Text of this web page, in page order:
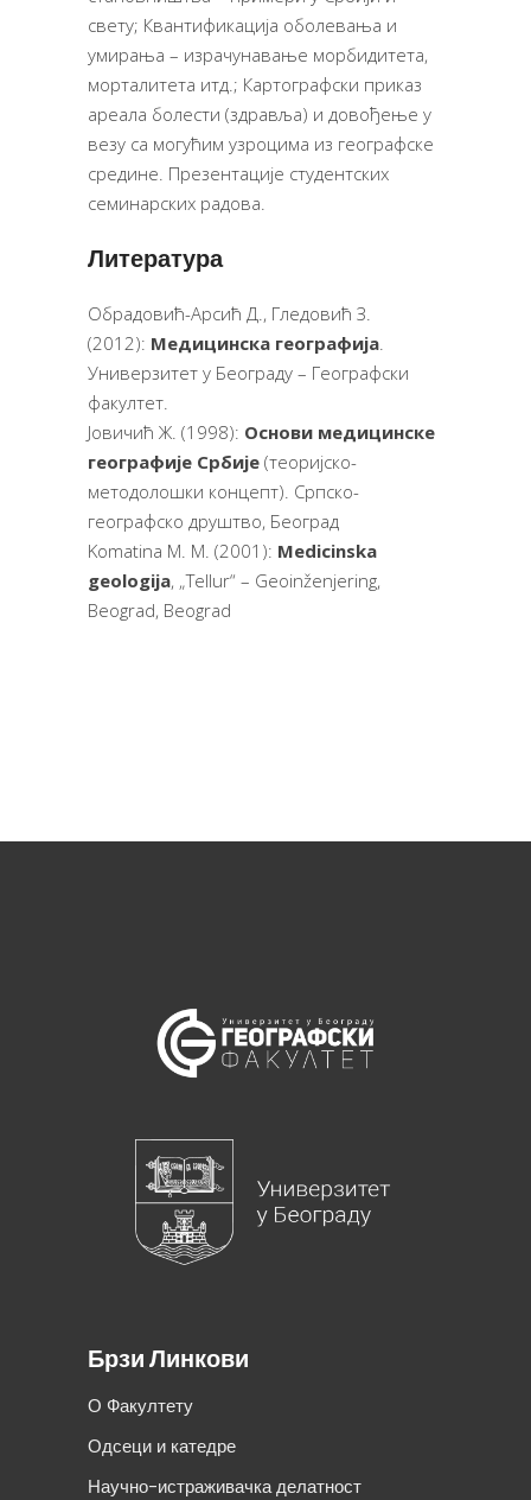
свету; Квантификација оболевања и
умирања – израчунавање морбидитета,
морталитета итд.; Картографски приказ
ареала болести (здравља) и довођење у
везу са могућим узроцима из географске
средине. Презентације студентских
семинарских радова.
Литература
Обрадовић-Арсић Д., Гледовић З.
(2012): Медицинска географија.
Универзитет у Београду – Географски
факултет.
Јовичић Ж. (1998): Основи медицинске
географије Србије (теоријско-
методолошки концепт). Српско-
географско друштво, Београд
Komatina M. M. (2001): Medicinska
geologija, „Tellur“ – Geoinženjering,
Beograd, Beograd
Брзи Линкови
О Факултету
Одсеци и катедре
Научно-истраживачка делатност